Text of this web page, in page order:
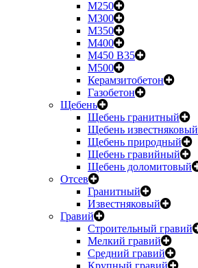
М250
М300
М350
М400
М450 B35
М500
Керамзитобетон
Газобетон
Щебень
Щебень гранитный
Щебень известняковый
Щебень природный
Щебень гравийный
Щебень доломитовый
Отсев
Гранитный
Известняковый
Гравий
Строительный гравий
Мелкий гравий
Средний гравий
Крупный гравий